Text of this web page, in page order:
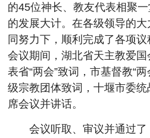
的45位神长、教友代表相聚
的发展大计。在各级领导的
同努力下，顺利完成了各项议
会议期间，湖北省天主教爱
表省“两会”致词，市基督教“
级宗教团体致词，十堰市委
席会议并讲话。
会议听取、审议并通过了